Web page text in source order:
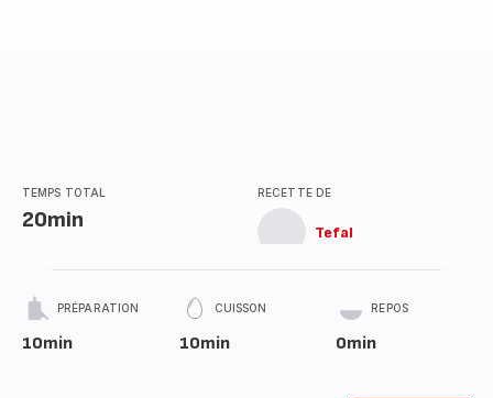
TEMPS TOTAL
20min
RECETTE DE
Tefal
PRÉPARATION
10min
CUISSON
10min
REPOS
0min